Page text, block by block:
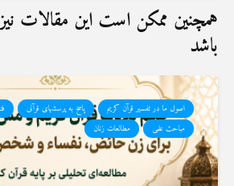
همچنین ممکن است این مقالات نیز
باشد
اصول ما در تفسیر قرآن کریم پاسخ به پرسشهای قرآنی
مباحث علمی
مطالعات زنان
36 نمایش ها